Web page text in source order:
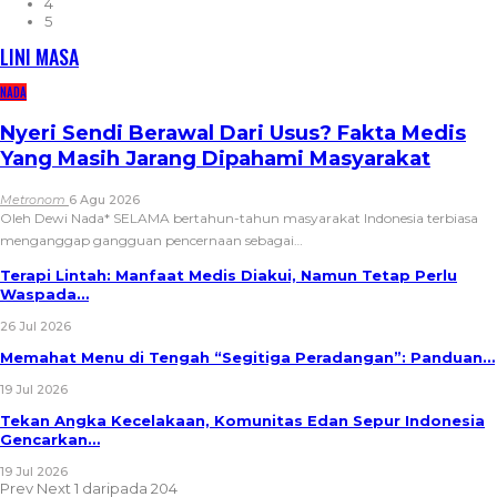
5
LINI MASA
NADA
Nyeri Sendi Berawal Dari Usus? Fakta Medis
Yang Masih Jarang Dipahami Masyarakat
Metronom 6 Agu 2026
Oleh Dewi Nada* SELAMA bertahun-tahun masyarakat Indonesia terbiasa
menganggap gangguan pencernaan sebagai…
Terapi Lintah: Manfaat Medis Diakui, Namun Tetap Perlu
Waspada…
26 Jul 2026
Memahat Menu di Tengah “Segitiga Peradangan”: Panduan…
19 Jul 2026
Tekan Angka Kecelakaan, Komunitas Edan Sepur Indonesia
Gencarkan…
19 Jul 2026
Prev Next 1 daripada 204